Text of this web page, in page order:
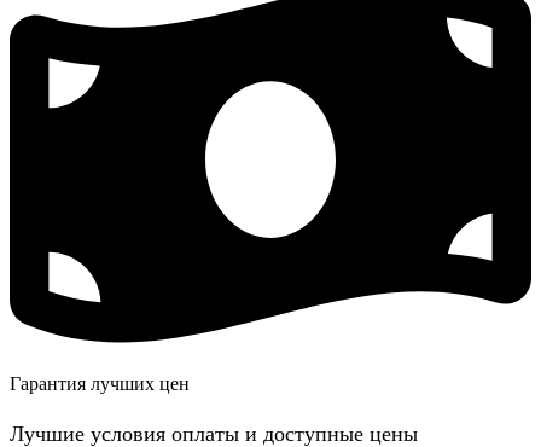
Гарантия лучших цен
Лучшие условия оплаты и доступные цены